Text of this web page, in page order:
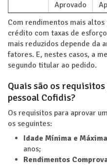
Aprovado
Com rendimentos mais
crédito com taxas de
mais reduzidos depende da
fatores. E, nestes casos, a
segundo titular ao pedido.
Quais são os
pessoal Cofidis?
Os requisitos para aprovar
os seguintes:
Idade Mínima e
anos;
Rendimentos